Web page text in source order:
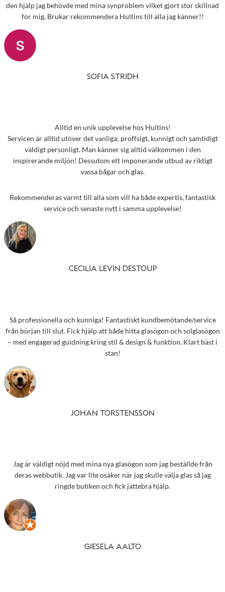
den hjälp jag behövde med mina synproblem vilket gjort stor skillnad
för mig. Brukar rekommendera Hultins till alla jag känner!!
SOFIA STRIDH
Alltid en unik upplevelse hos Hultins!
Servicen är alltid utöver det vanliga; proffsigt, kunnigt och samtidigt
väldigt personligt. Man känner sig alltid välkommen i den
inspirerande miljön! Dessutom ett imponerande utbud av riktigt
vassa bågar och glas.
Rekommenderas varmt till alla som vill ha både expertis, fantastisk
service och senaste nytt i samma upplevelse!
CECILIA LEVIN DESTOUP
Så professionella och kunniga! Fantastiskt kundbemötande/service
från början till slut. Fick hjälp att både hitta glasögon och solglasögon
– med engagerad guidning kring stil & design & funktion. Klart bäst i
stan!
JOHAN TORSTENSSON
Jag är väldigt nöjd med mina nya glasögon som jag beställde från
deras webbutik. Jag var lite osäker när jag skulle välja glas så jag
ringde butiken och fick jättebra hjälp.
GIESELA AALTO